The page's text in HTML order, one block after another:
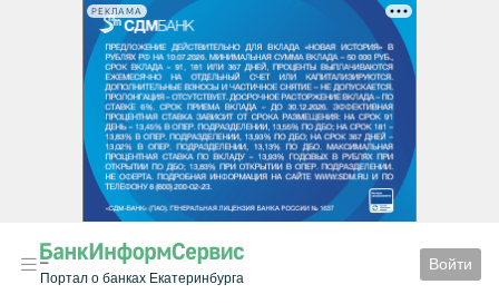
РЕКЛАМА
Портал о банках Екатеринбурга
Войти